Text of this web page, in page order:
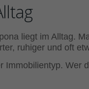
liegt im Alltag.
ruhiger und oft
Wer